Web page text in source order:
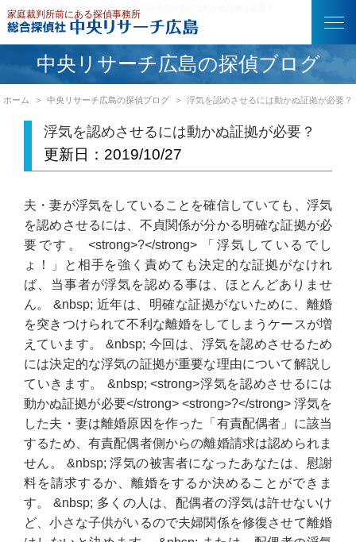
中央リサーチ広島の探偵ブログ
ホーム 中央リサーチ広島の探偵ブログ 浮気を認めさせるには動かぬ証拠が必要？
浮気を認めさせるには動かぬ証拠が必要？
更新日： 2019/10/27
夫・妻が浮気をしていることを確信していても、浮気
を認めさせるには、不貞関係が分かる明確な証拠が必
要です。 <strong>?</strong> 「浮気しているでし
ょ！」と相手を強く責めても決定的な証拠がなけれ
ば、当事者が浮気を認める事は、ほとんどありませ
ん。 &nbsp; 近年は、明確な証拠がないために、離婚
を突きつけられて不利な離婚をしてしまうケースが増
えています。 &nbsp; 今回は、浮気を認めさせるため
には決定的な浮気の証拠が重要な理由について解説し
ていきます。 &nbsp; <strong>浮気を認めさせるには
動かぬ証拠が必要</strong> <strong>?</strong> 浮気を
した夫・妻は離婚原因を作った「有責配偶者」に該当
するため、有責配偶者側からの離婚請求は認められま
せん。 &nbsp; 浮気の被害者になったあなたは、慰謝
料を請求するか、離婚をするか決めることができま
す。 &nbsp; 多くの人は、配偶者の浮気は許せないけ
ど、小さな子供がいるので夫婦関係を修復させて離婚